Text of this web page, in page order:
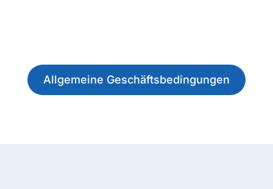
All­ge­meine Geschäftsbedingungen